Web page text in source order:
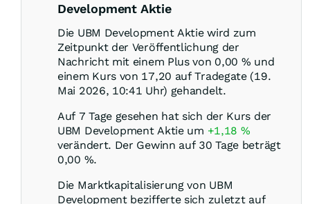
Development Aktie
Die UBM Development Aktie wird zum
Zeitpunkt der Veröffentlichung der
Nachricht mit einem Plus von0,00 % und
einem Kurs von 17,20 auf Tradegate (19.
Mai 2026, 10:41 Uhr) gehandelt.
Auf 7 Tage gesehen hat sich der Kurs der
UBM Development Aktie um +1,18 %
verändert. Der Gewinn auf 30 Tage beträgt
0,00 %.
Die Marktkapitalisierung von UBM
Development bezifferte sich zuletzt auf